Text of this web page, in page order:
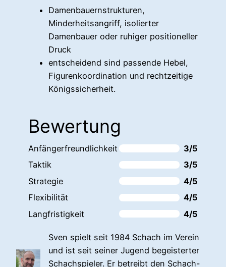
Damenbauernstrukturen,
Minderheitsangriff, isolierter
Damenbauer oder ruhiger positioneller
Druck
entscheidend sind passende Hebel,
Figurenkoordination und rechtzeitige
Königssicherheit.
Bewertung
Anfängerfreundlichkeit
3/5
Taktik
3/5
Strategie
4/5
Flexibilität
4/5
Langfristigkeit
4/5
Sven spielt seit 1984 Schach im Verein
und ist seit seiner Jugend begeisterter
Schachspieler. Er betreibt den Schach-